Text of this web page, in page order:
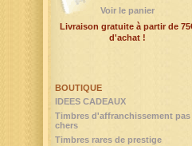
BOUTIQUE
IDEES CADEAUX
Timbres d'affranchissement pas
chers
Timbres rares de prestige
Voir le panier
Livraison gratuite à partir de
d'achat !